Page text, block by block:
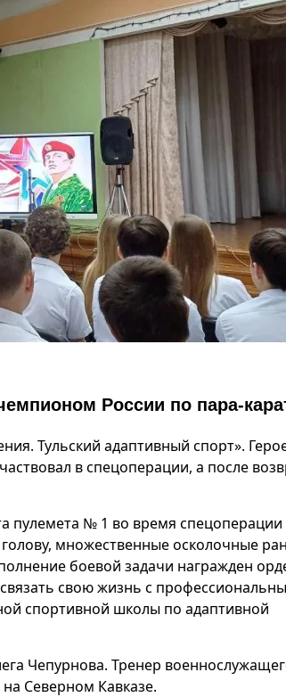
России по пара-
Тульский адаптивный спорт».
в спецоперации, а после
пулемета № 1 во время спецоперации
множественные осколочные
боевой задачи награжден
свою жизнь с
спортивной школы по адаптивной
Чепурнова. Тренер
Северном Кавказе.